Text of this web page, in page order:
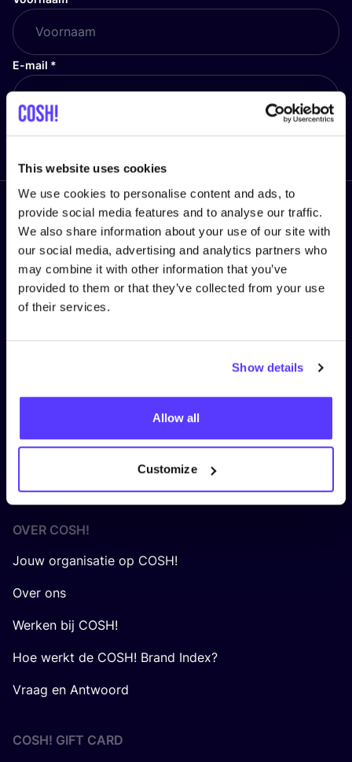
This website uses cookies
We use cookies to personalise content and ads, to
provide social media features and to analyse our traffic.
We also share information about your use of our site with
our social media, advertising and analytics partners who
may combine it with other information that you’ve
provided to them or that they’ve collected from your use
of their services.
Show details
Allow all
Customize
E-mail *
Ik mis niets meer!
Volg ons
Algemene Voorwaarden Gebruikers
Algemene Voorwaarden Consultancy
Algemene voorwaarden COSH! voor Retailers
OVER COSH!
Jouw organisatie op COSH!
Over ons
Werken bij COSH!
Hoe werkt de COSH! Brand Index?
Vraag en Antwoord
COSH! GIFT CARD